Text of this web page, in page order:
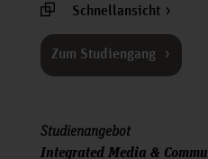
Schnellansicht
Zum Studiengang
Integrated Media &